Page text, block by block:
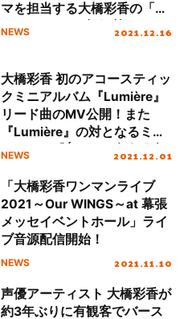
マを担当する大橋彩香の「Be
My Friend!!!」初解禁！
NEWS 2021.12.16
大橋彩香 初のアコースティッ
クミニアルバム『Lumière』
リード曲のMV公開！また
『Lumière』の対となるミニ
アルバム『Étoile』来春発売
NEWS 2021.12.01
「大橋彩香ワンマンライブ
2021～Our WINGS～at 幕張
メッセイベントホール」ライ
ブ音源配信開始！
NEWS 2021.11.10
声優アーティスト 大橋彩香が
約3年ぶりに有観客でバース